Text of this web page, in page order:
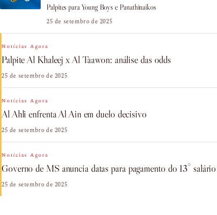
Palpites para Young Boys e Panathinaikos
25 de setembro de 2025
Notícias Agora
Palpite Al Khaleej x Al Taawon: análise das odds
25 de setembro de 2025
Notícias Agora
Al Ahli enfrenta Al Ain em duelo decisivo
25 de setembro de 2025
Notícias Agora
Governo de MS anuncia datas para pagamento do 13° salário
25 de setembro de 2025